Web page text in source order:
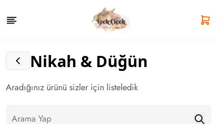
Nikah & Düğün
Aradığınız ürünü sizler için listeledik